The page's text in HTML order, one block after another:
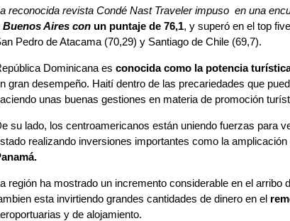
reconocida revista Condé Nast Traveler impuso en una
Buenos Aires conun puntaje de 76,1, y superó en el top
Pedro de Atacama (70,29) y Santiago de Chile (69,7).
Dominicana es conocida como la potencia
gran desempeño. Haití dentro de las precariedades que
unas buenas gestiones en materia de promoción
su lado, los centroamericanos están uniendo fuerzas para
realizando inversiones importantes como la amplicación
región ha mostrado un incremento considerable en el arribo
esta invirtiendo grandes cantidades de dinero en el
y de alojamiento.